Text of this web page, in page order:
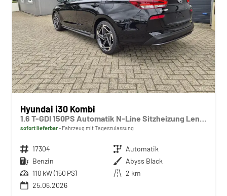
Hyundai i30 Kombi
1.6 T-GDI 150PS Automatik N-Line Sitzheizung Lenkradheizung Klimaautomatik Navi 10,3"-Touchscreen Bluelink Apple CarPlay + Android Auto PDC v+h Rückf.Kamera 18-LM
sofort lieferbar Fahrzeug mit Tageszulassung
Fahrzeugnr. 17304 Getriebe Automatik
Kraftstoff Benzin Außenfarbe Abyss Black
Leistung 110 kW (150 PS) Kilometerstand 2 km
25.06.2026